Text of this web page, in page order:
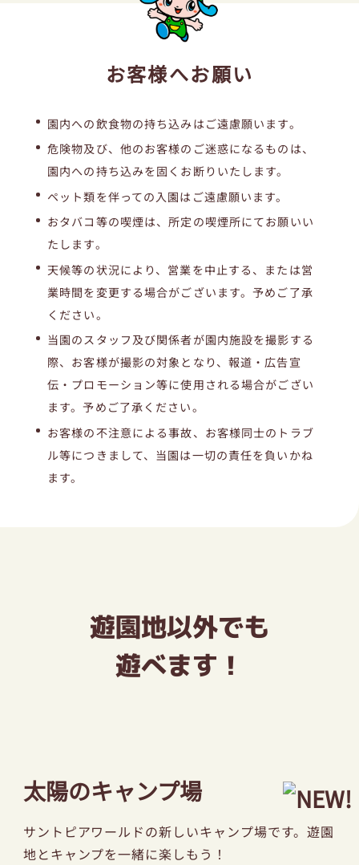
お客様へお願い
園内への飲食物の持ち込みはご遠慮願います。
危険物及び、他のお客様のご迷惑になるものは、
園内への持ち込みを固くお断りいたします。
ペット類を伴っての入園はご遠慮願います。
おタバコ等の喫煙は、所定の喫煙所にてお願いい
たします。
天候等の状況により、営業を中止する、または営
業時間を変更する場合がございます。予めご了承
ください。
当園のスタッフ及び関係者が園内施設を撮影する
際、お客様が撮影の対象となり、報道・広告宣
伝・プロモーション等に使用される場合がござい
ます。予めご了承ください。
お客様の不注意による事故、お客様同士のトラブ
ル等につきまして、当園は一切の責任を負いかね
ます。
遊園地以外でも
遊べます！
太陽のキャンプ場
サントピアワールドの新しいキャンプ場です。 遊園
地とキャンプを一緒に楽しもう！